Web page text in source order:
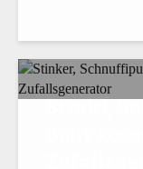
Stinki,